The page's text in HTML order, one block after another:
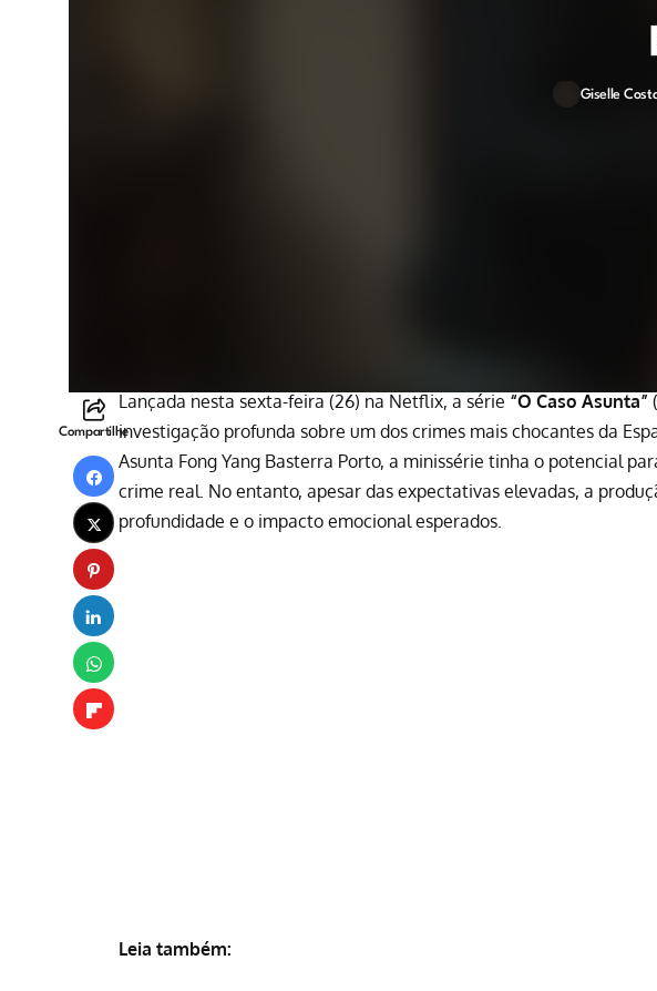
Giselle
Compartilhe
Lançada nesta sexta-feira (26) na Netflix, a série “O Caso Asunta” (
investigação profunda sobre um dos crimes mais chocantes da
Asunta Fong Yang Basterra Porto, a minissérie tinha o potencial
crime real. No entanto, apesar das expectativas elevadas, a
profundidade e o impacto emocional esperados.
Leia também: